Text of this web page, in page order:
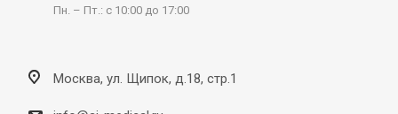
Пн. – Пт.: с 10:00 до 17:00
Москва, ул. Щипок, д.18, стр.1